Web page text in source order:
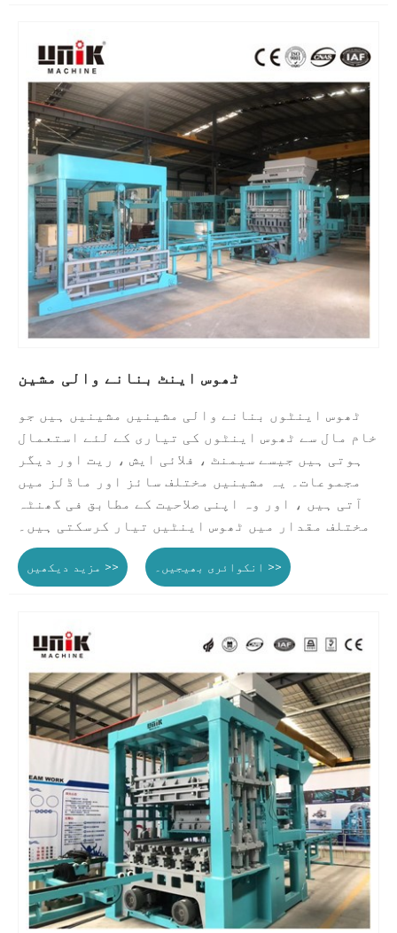
ٹھوس اینٹ بنانے والی مشین
ٹھوس اینٹوں بنانے والی مشینیں مشینیں ہیں جو
خام مال سے ٹھوس اینٹوں کی تیاری کے لئے استعمال
ہوتی ہیں جیسے سیمنٹ ، فلائی ایش ، ریت اور دیگر
مجموعات۔ یہ مشینیں مختلف سائز اور ماڈلز میں
آتی ہیں ، اور وہ اپنی صلاحیت کے مطابق فی گھنٹہ
مختلف مقدار میں ٹھوس اینٹیں تیار کرسکتی ہیں۔
مزید دیکھیں >> انکوائری بھیجیں۔ >>